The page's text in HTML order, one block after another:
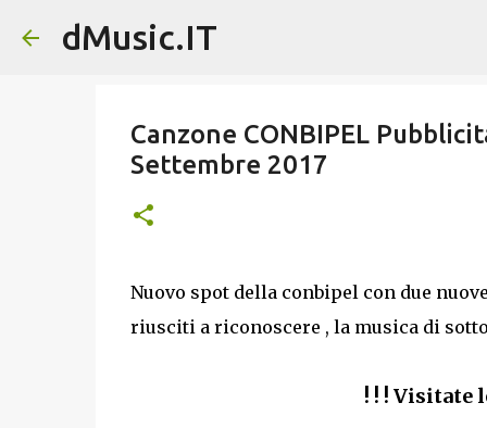
dMusic.IT
Canzone CONBIPEL
Settembre 2017
Nuovo spot della conbipel con due
riusciti a riconoscere , la musica di
! ! ! Visitate